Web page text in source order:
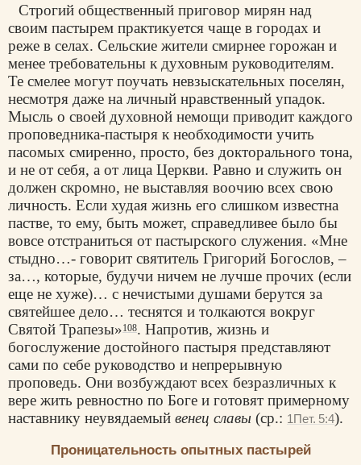
Строгий общественный приговор мирян над
своим пастырем практикуется чаще в городах и
реже в селах. Сельские жители смирнее горожан и
менее требовательны к духовным руководителям.
Те смелее могут поучать невзыскательных поселян,
несмотря даже на личный нравственный упадок.
Мысль о своей духовной немощи приводит каждого
проповедника-пастыря к необходимости учить
пасомых смиренно, просто, без докторального тона,
и не от себя, а от лица Церкви. Равно и служить он
должен скромно, не выставляя воочию всех свою
личность. Если худая жизнь его слишком известна
пастве, то ему, быть может, справедливее было бы
вовсе отстраниться от пастырского служения. «Мне
стыдно…- говорит святитель Григорий Богослов, –
за…, которые, будучи ничем не лучше прочих (если
еще не хуже)… с нечистыми душами берутся за
святейшее дело… теснятся и толкаются вокруг
Святой Трапезы»108. Напротив, жизнь и
богослужение достойного пастыря представляют
сами по себе руководство и непрерывную
проповедь. Они возбуждают всех безразличных к
вере жить ревностно по Боге и готовят примерному
наставнику неувядаемый венец славы (ср.: 1Пет. 5:4).
Проницательность опытных пастырей